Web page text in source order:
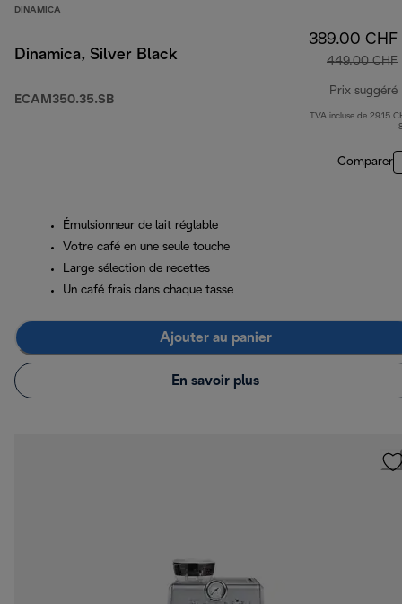
DINAMICA
Dinamica, Silver Black
ECAM350.35.SB
389.00 CHF
449.00 CHF
Prix suggéré
TVA incluse de 29.15
Comparer
Émulsionneur de lait réglable
Votre café en une seule touche
Large sélection de recettes
Un café frais dans chaque tasse
Ajouter au panier
En savoir plus